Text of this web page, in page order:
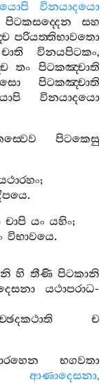
විනයාදයො
පිටකසද‍්දෙන
සහ
පරියත‍්තිභාවතො
චාති විනයපිටකං,
තං
පිටකඤ‍්චාති
සො
පිටකඤ‍්චාති
විනයාදයො
පිටකෙසු
;
.
චාපි යං යහිං;
විභාවයෙ.
හි තීණි පිටකානි
යථාපරාධ-
ච
භගවතා
ආණාදෙසනා,